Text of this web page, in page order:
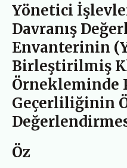
Yönetici
Davranış
Envanterinin
Birleştirilmiş
Örnekleminde
Geçerliliğinin
Öz